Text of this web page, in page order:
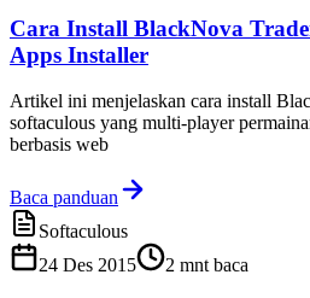
Cara Install BlackNova
Apps Installer
Artikel ini menjelaskan cara install
softaculous yang multi-player
berbasis web
Baca panduan
Softaculous
24 Des 2015
2 mnt baca